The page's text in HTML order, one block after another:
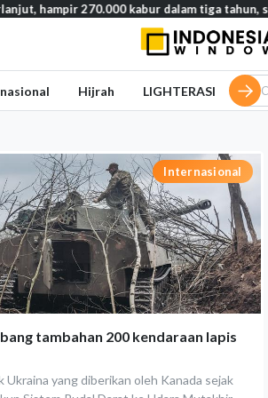
Internasional
tambahan 200 kendaraan lapis
yang diberikan oleh Kanada sejak
270.000 kabur dalam tiga tahun, studi
Hijrah LIGHTERASI